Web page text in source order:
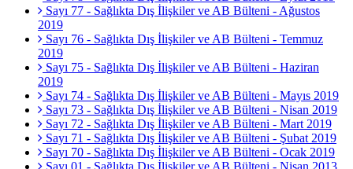
Sayı 77 - Sağlıkta Dış İlişkiler ve AB Bülteni - Ağustos
2019
Sayı 76 - Sağlıkta Dış İlişkiler ve AB Bülteni - Temmuz
2019
Sayı 75 - Sağlıkta Dış İlişkiler ve AB Bülteni - Haziran
2019
Sayı 74 - Sağlıkta Dış İlişkiler ve AB Bülteni - Mayıs 2019
Sayı 73 - Sağlıkta Dış İlişkiler ve AB Bülteni - Nisan 2019
Sayı 72 - Sağlıkta Dış İlişkiler ve AB Bülteni - Mart 2019
Sayı 71 - Sağlıkta Dış İlişkiler ve AB Bülteni - Şubat 2019
Sayı 70 - Sağlıkta Dış İlişkiler ve AB Bülteni - Ocak 2019
Sayı 01 - Sağlıkta Dış İlişkiler ve AB Bülteni - Nisan 2013